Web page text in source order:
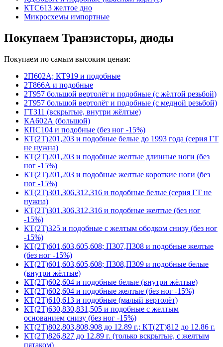
КТС613 желтое дно
Микросхемы импортные
Покупаем Транзисторы, диоды
Покупаем по самым высоким ценам:
2П602А; КТ919 и подобные
2Т866А и подобные
2Т957 большой вертолёт и подобные (с жёлтой резьбой)
2Т957 большой вертолёт и подобные (с медной резьбой)
ГТ311 (вскрытые, внутри жёлтые)
КА602А (большой)
КПС104 и подобные (без ног -15%)
КТ(2Т)201,203 и подобные белые до 1993 года (серия ГТ
не нужна)
КТ(2Т)201,203 и подобные желтые длинные ноги (без
ног -15%)
КТ(2Т)201,203 и подобные желтые короткие ноги (без
ног -15%)
КТ(2Т)301,306,312,316 и подобные белые (серия ГТ не
нужна)
КТ(2Т)301,306,312,316 и подобные желтые (без ног
-15%)
КТ(2Т)325 и подобные с желтым ободком снизу (без ног
-15%)
КТ(2Т)601,603,605,608; П307,П308 и подобные желтые
(без ног -15%)
КТ(2Т)601,603,605,608; П308,П309 и подобные белые
(внутри жёлтые)
КТ(2Т)602,604 и подобные белые (внутри жёлтые)
КТ(2Т)602,604 и подобные желтые (без ног -15%)
КТ(2Т)610,613 и подобные (малый вертолёт)
КТ(2Т)630,830,831,505 и подобные с желтым
основанием снизу (без ног -15%)
КТ(2Т)802,803,808,908 до 12.89 г.; КТ(2Т)812 до 12.86 г.
КТ(2Т)826,827 до 12.89 г. (только вскрытые, с желтым
пятаком)